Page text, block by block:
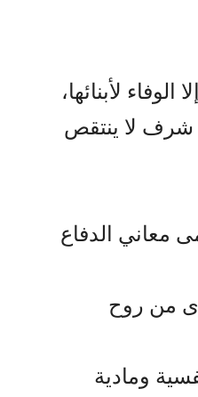
لأبنائها،
شرف لا ينتقص
معاني الدفاع
من روح
ومادية